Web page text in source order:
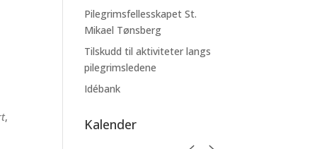
,
Pilegrimsfellesskapet St.
Mikael Tønsberg
Tilskudd til aktiviteter langs
pilegrimsledene
Idébank
Kalender